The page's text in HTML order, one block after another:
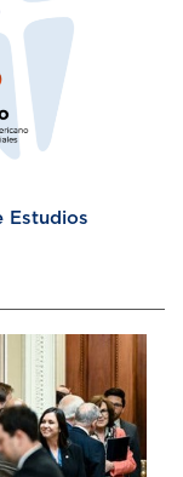
Estudios